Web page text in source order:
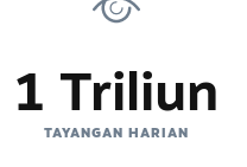
1 Triliun
TAYANGAN HARIAN